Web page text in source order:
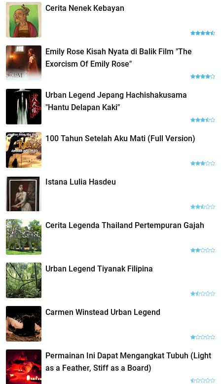
Cerita Nenek Kebayan
Emily Rose Kisah Nyata di Balik Film "The
Exorcism Of Emily Rose"
Urban Legend Jepang Hachishakusama
"Hantu Delapan Kaki"
100 Tahun Setelah Aku Mati (Full Version)
Istana Lulia Hasdeu
Cerita Legenda Thailand Pertempuran Gajah
Urban Legend Tiyanak Filipina
Carmen Winstead Urban Legend
Permainan Ini Dapat Mengangkat Tubuh (Light
as a Feather, Stiff as a Board)